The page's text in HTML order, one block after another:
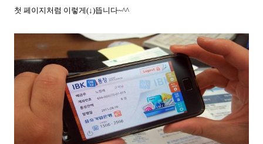
첫 페이지처럼 이렇게(↓)뜹니다~^^